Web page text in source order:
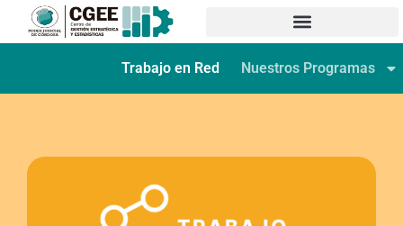
Trabajo en Red Nuestros Programas